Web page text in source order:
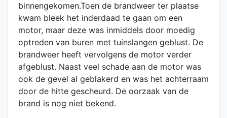
binnengekomen.Toen de brandweer ter plaatse
kwam bleek het inderdaad te gaan om een
motor, maar deze was inmiddels door moedig
optreden van buren met tuinslangen geblust. De
brandweer heeft vervolgens de motor verder
afgeblust. Naast veel schade aan de motor was
ook de gevel al geblakerd en was het achterraam
door de hitte gescheurd. De oorzaak van de
brand is nog niet bekend.